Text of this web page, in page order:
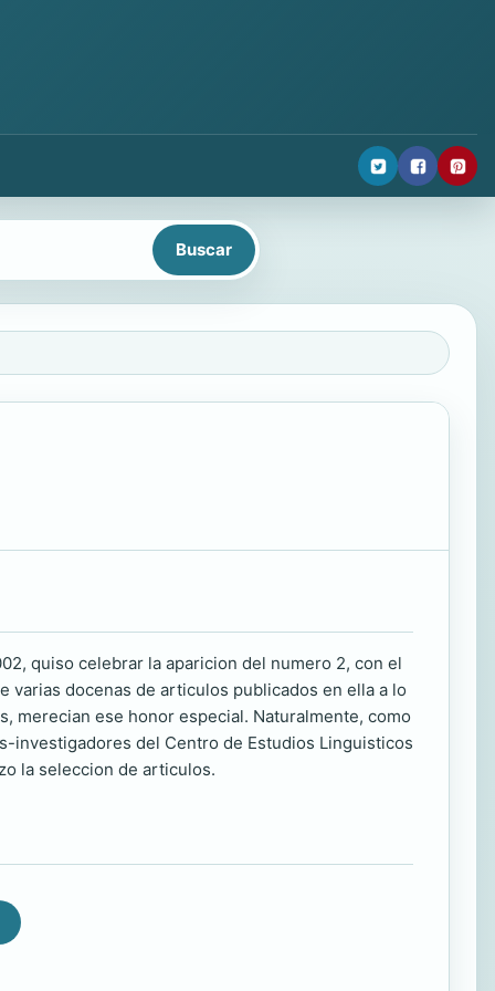
quiso celebrar la aparicion del numero 2, con el
docenas de articulos publicados en ella a lo
merecian ese honor especial. Naturalmente, como
investigadores del Centro de Estudios Linguisticos
la seleccion de articulos.